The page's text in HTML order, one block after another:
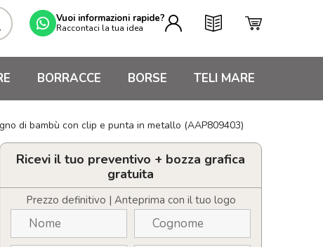
Vuoi informazioni rapide?
Raccontaci la tua idea
BORRACCE BORSE TELI MARE
di bambù con clip e punta in metallo (AAP809403)
Ricevi il tuo preventivo + bozza grafica
gratuita
Prezzo definitivo | Anteprima con il tuo logo